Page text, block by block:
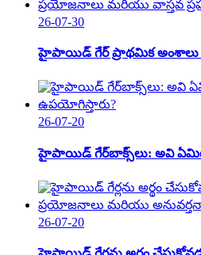
26-07-30
హైపాయిడ్ గేర్ ప్రాథమిక అంశాలు –
26-07-20
హైపాయిడ్ గేర్‌బాక్స్‌లు: అవి
26-07-20